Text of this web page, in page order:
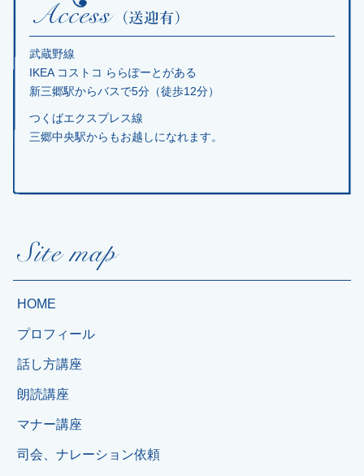
武蔵野線
IKEA コストコ ららぽーとがある
新三郷駅からバスで5分（徒歩12分）
つくばエクスプレス線
三郷中央駅からもお越しになれます。
HOME
プロフィール
話し方講座
朗読講座
マナー講座
司会、ナレーション依頼